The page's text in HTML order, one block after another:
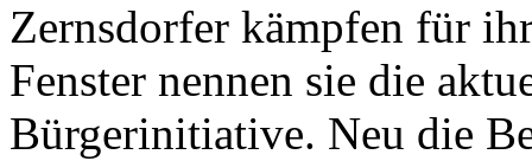
Zernsdorfer kämpfen für
Fenster nennen sie die
Bürgerinitiative. Neu die